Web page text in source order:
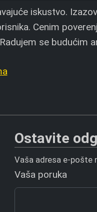
iskustvo.
Cenim
se budućim
Ostavite
Vaša adresa e-pošte
Vaša poruka